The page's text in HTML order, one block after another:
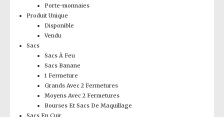
Porte-monnaies
Produit Unique
Disponible
Vendu
Sacs
Sacs À Feu
Sacs Banane
1 Fermeture
Grands Avec 2 Fermetures
Moyens Avec 2 Fermetures
Bourses Et Sacs De Maquillage